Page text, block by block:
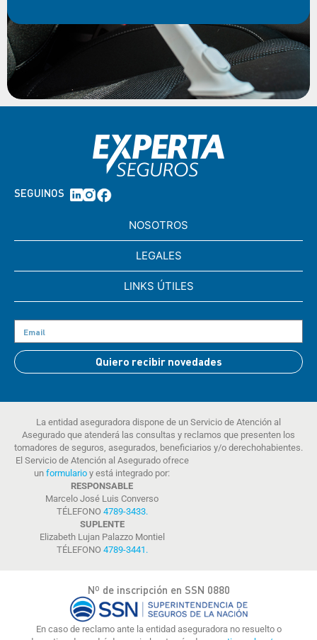
SEGUINOS
NOSOTROS
LEGALES
LINKS ÚTILES
Quiero recibir novedades
La entidad aseguradora dispone de un Servicio de Atención al
Asegurado que atenderá las consultas y reclamos que presenten los
tomadores de seguros, asegurados, beneficiarios y/o derechohabientes.
El Servicio de Atención al Asegurado ofrece
un formulario y está integrado por:
RESPONSABLE
Marcelo José Luis Converso
TÉLEFONO 4789-3433.
SUPLENTE
Elizabeth Lujan Palazzo Montiel
TÉLEFONO 4789-3441 .
Nº de inscripción en SSN 0880
En caso de reclamo ante la entidad aseguradora no resuelto o